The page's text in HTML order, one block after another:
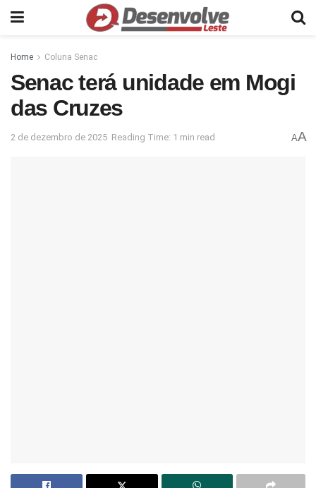
Home Coluna Senac
Senac terá unidade em Mogi
das Cruzes
2 de dezembro de 2025 Reading Time: 1 min read AA